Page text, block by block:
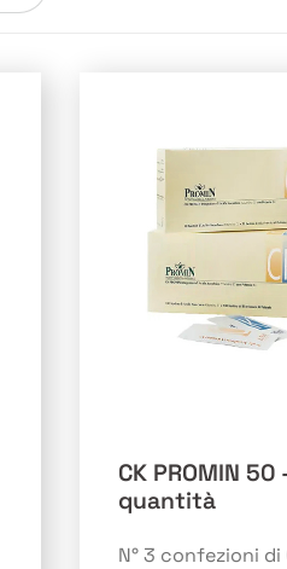
CK PROMIN
quantità
N° 3 confezioni di